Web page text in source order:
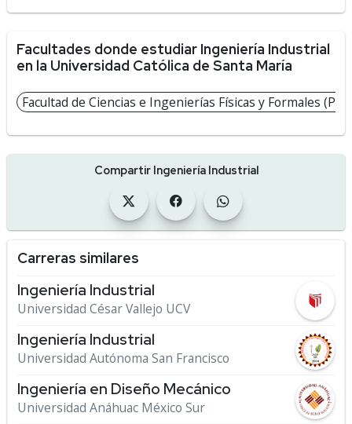
Facultades donde estudiar Ingeniería Industrial
en la Universidad Católica de Santa María
Facultad de Ciencias e Ingenierías Físicas y Formales
Compartir Ingeniería Industrial
Carreras similares
Ingeniería Industrial
Universidad César Vallejo UCV
Ingeniería Industrial
Universidad Autónoma San Francisco
Ingeniería en Diseño Mecánico
Universidad Anáhuac México Sur